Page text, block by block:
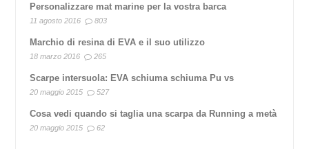
Personalizzare mat marine per la vostra barca
11 agosto 2016 803
Marchio di resina di EVA e il suo utilizzo
18 marzo 2016 265
Scarpe intersuola: EVA schiuma schiuma Pu vs
20 maggio 2015 527
Cosa vedi quando si taglia una scarpa da Running a metà
20 maggio 2015 62